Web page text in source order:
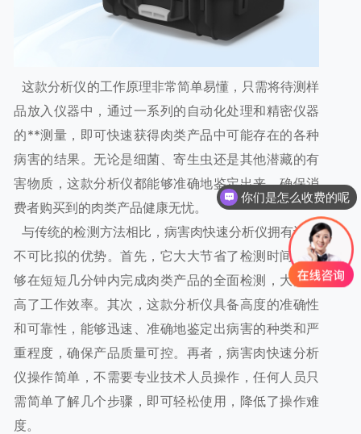
这款分析仪的工作原理非常简单易懂，只需将待测样
品放入仪器中，通过一系列的自动化处理和精密仪器
的**测量，即可快速获得肉类产品中可能存在的各种
病害的结果。无论是细菌、寄生虫还是其他潜藏的有
害物质，这款分析仪都能够准确地鉴定出来，确保消
费者购买到的肉类产品健康无忧。
与传统的检测方法相比，病害肉快速分析仪拥有许多
不可比拟的优势。首先，它大大节省了检测时间，能
够在短短几分钟内完成肉类产品的全面检测，大大提
高了工作效率。其次，这款分析仪具备高度的准确性
和可靠性，能够迅速、准确地鉴定出病害的种类和严
重程度，确保产品质量可控。再者，病害肉快速分析
仪操作简单，不需要专业技术人员操作，任何人员只
需简单了解几个步骤，即可轻松使用，降低了操作难
度。
你们是怎么收费的呢